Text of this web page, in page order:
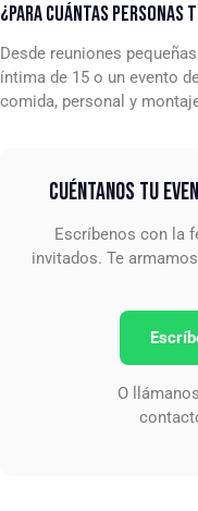
¿PARA CUÁNTAS PERSONAS
Desde reuniones
íntima de 15 o un evento
comida, personal y
CUÉNTANOS TU
Escríbenos con la
invitados. Te
O